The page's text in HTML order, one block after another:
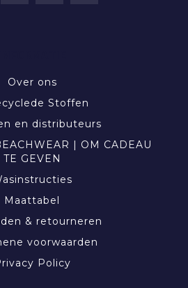
Over ons
Stoffen
en distributeurs
| OM CADEAU
TE GEVEN
Maattabel
& retourneren
voorwaarden
Policy